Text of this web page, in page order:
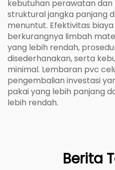
kebutuhan perawatan
struktural jangka panjang
menuntut. Efektivitas
berkurangnya limbah
yang lebih rendah,
disederhanakan, serta
minimal. Lembaran pvc
pengembalian investasi
pakai yang lebih panjang
lebih rendah.
Berita